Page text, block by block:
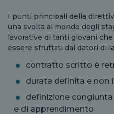
I punti principali della
una svolta al mondo degli
lavorative di tanti giovani
essere sfruttati dai datori di
contratto scritto è
durata definita e non
definizione
e di apprendimento